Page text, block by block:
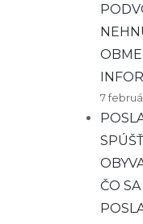
7
ČO